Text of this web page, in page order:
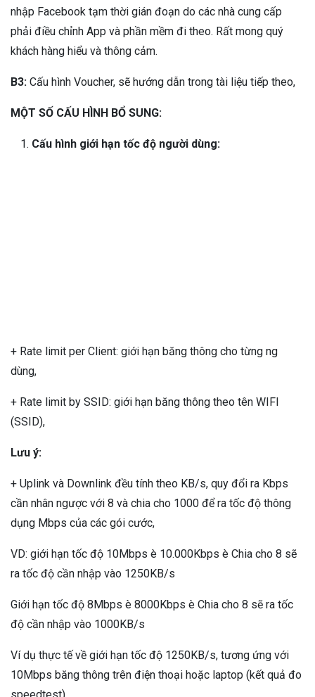
nhập Facebook tạm thời gián đoạn do các nhà cung cấp
phải điều chỉnh App và phần mềm đi theo. Rất mong quý
khách hàng hiểu và thông cảm.
B3: Cấu hình Voucher, sẽ hướng dẫn trong tài liệu tiếp theo,
MỘT SỐ CẤU HÌNH BỔ SUNG:
Cấu hình giới hạn tốc độ người dùng:
+ Rate limit per Client: giới hạn băng thông cho từng ng
dùng,
+ Rate limit by SSID: giới hạn băng thông theo tên WIFI
(SSID),
Lưu ý:
+ Uplink và Downlink đều tính theo KB/s, quy đổi ra Kbps
cần nhân ngược với 8 và chia cho 1000 để ra tốc độ thông
dụng Mbps của các gói cước,
VD: giới hạn tốc độ 10Mbps è 10.000Kbps è Chia cho 8 sẽ
ra tốc độ cần nhập vào 1250KB/s
Giới hạn tốc độ 8Mbps è 8000Kbps è Chia cho 8 sẽ ra tốc
độ cần nhập vào 1000KB/s
Ví dụ thực tế về giới hạn tốc độ 1250KB/s, tương ứng với
10Mbps băng thông trên điện thoại hoặc laptop (kết quả đo